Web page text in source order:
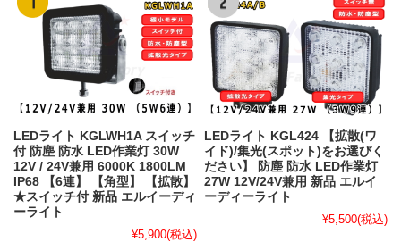
LEDライト KGLWH1A スイッチ
付 防塵 防水 LED作業灯 30W
12V / 24V兼用 6000K 1800LM
IP68 【6連】 【角型】 【拡散】
★スイッチ付 新品 エルイーディ
ーライト
¥5,900(税込)
LEDライト KGL424 【拡散(ワ
イド)/集光(スポット)をお選びく
ださい】 防塵 防水 LED作業灯
27W 12V/24V兼用 新品 エルイ
ーディーライト
¥5,500(税込)